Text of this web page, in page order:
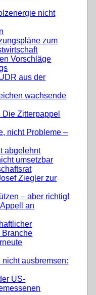
nicht
zum
Vorschläge
aus der
wachsende
Zitterpappel
nicht Probleme –
abgelehnt
umsetzbar
Ziegler zur
– aber richtig!
an
Branche
ausbremsen:
US-